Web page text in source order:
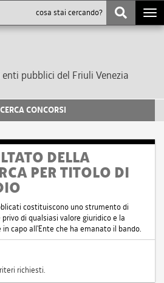
pubblici del Friuli Venezia
CERCA CONCORSI
DELLA
PER TITOLO DI
costituiscono uno strumento di
di qualsiasi valore giuridico e la
capo all'Ente che ha emanato il bando.
richiesti.